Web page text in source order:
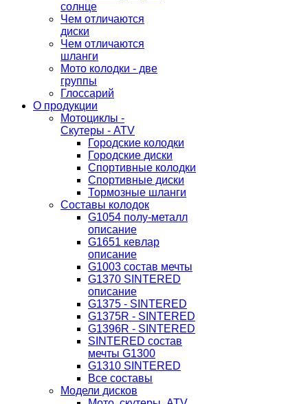
солнце
Чем отличаются
диски
Чем отличаются
шланги
Мото колодки - две
группы
Глоссарий
О продукции
Мотоциклы -
Скутеры - ATV
Городские колодки
Городские диски
Спортивные колодки
Спортивные диски
Тормозные шланги
Составы колодок
G1054 полу-металл
описание
G1651 кевлар
описание
G1003 состав мечты
G1370 SINTERED
описание
G1375 - SINTERED
G1375R - SINTERED
G1396R - SINTERED
SINTERED состав
мечты G1300
G1310 SINTERED
Все составы
Модели дисков